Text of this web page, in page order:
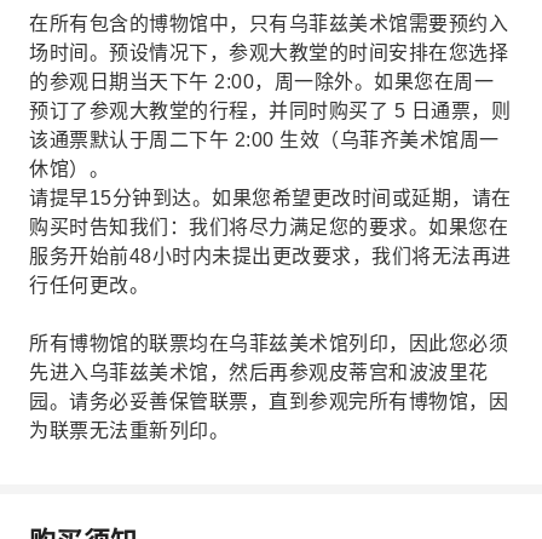
在所有包含的博物馆中，只有乌菲兹美术馆需要预约入
场时间。预设情况下，参观大教堂的时间安排在您选择
的参观日期当天下午 2:00，周一除外。如果您在周一
预订了参观大教堂的行程，并同时购买了 5 日通票，则
该通票默认于周二下午 2:00 生效（乌菲齐美术馆周一
休馆）。
请提早15分钟到达。如果您希望更改时间或延期，请在
购买时告知我们：我们将尽力满足您的要求。如果您在
服务开始前48小时内未提出更改要求，我们将无法再进
行任何更改。
所有博物馆的联票均在乌菲兹美术馆列印，因此您必须
先进入乌菲兹美术馆，然后再参观皮蒂宫和波波里花
园。请务必妥善保管联票，直到参观完所有博物馆，因
为联票无法重新列印。